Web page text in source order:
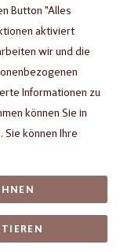
seit fast 70 Jahren
Gründers Karl
Schokoladen
Rezepturen.
liegt, was sie
Button "Alles
aktiviert
wir und die
Informationen zu
können Sie in
Sie können Ihre